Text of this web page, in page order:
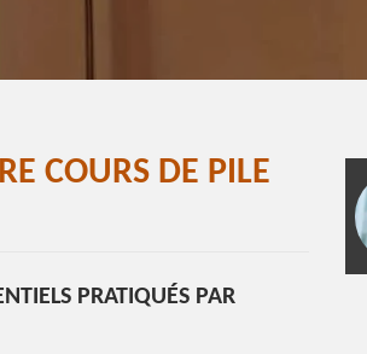
COURS DE PILE
PRATIQUÉS PAR